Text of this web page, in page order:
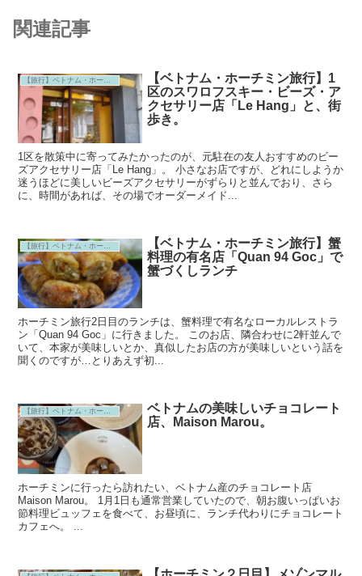
関連記事
【旅行】ベトナム・ホーチミン
【ベトナム・ホーチミン旅行】1
区のスワロフスキー・ビーズ・ア
クセサリー店「Le Hang」と、街
歩き。
1区を散策中に寄ってみたかったのが、元駐在の友人おすすめのビー
ズアクセサリー店「Le Hang」。 小さなお店ですが、どれにしようか
迷うほどに美しいビーズアクセサリーがずらりと並んでおり、さら
に、時間があれば、その場でオーダーメイド...
【ベトナム・ホーチミン旅行】蟹
料理の有名店「Quan 94 Goc」で
蟹づくしランチ
ホーチミン旅行2日目のランチは、蟹料理で有名なローカルレストラ
ン「Quan 94 Goc」に行きました。 このお店、隣合わせに2軒並んで
いて、本家が美味しいとか、真似したお店の方が美味しいという話を
聞くのですが…とりあえず初...
【旅行】ベトナム・ホーチミン
ベトナムの美味しいチョコレート
店、Maison Marou。
ホーチミンに行ったら訪れたい、ベトナム産のチョコレート店
Maison Marou。 1月1日も通常営業していたので、朝お腹いっぱいお
節料理ビュッフェを食べて、お昼頃に、ランチ代わりにチョコレート
カフェへ。 ...